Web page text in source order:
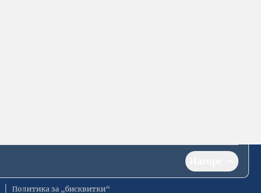
Политика за „бисквитки“